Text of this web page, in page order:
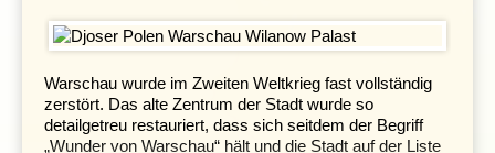
Warschau wurde im Zweiten Weltkrieg fast vollständig
zerstört. Das alte Zentrum der Stadt wurde so
detailgetreu restauriert, dass sich seitdem der Begriff
„Wunder von Warschau“ hält und die Stadt auf der Liste